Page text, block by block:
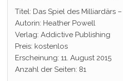
Titel: Das Spiel des Milliardärs
Autorin: Heather Powell
Verlag: Addictive Publishing
Preis: kostenlos
Erscheinung: 11. August 2015
Anzahl der Seiten: 81